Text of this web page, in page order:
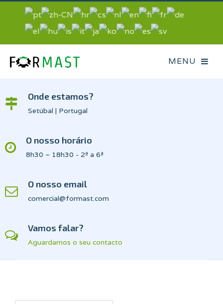
Onde estamos?
Setúbal | Portugal
O nosso horário
8h30 ~ 18h30 - 2ª a 6ª
O nosso email
comercial@formast.com
Vamos falar?
Aguardamos o seu contacto